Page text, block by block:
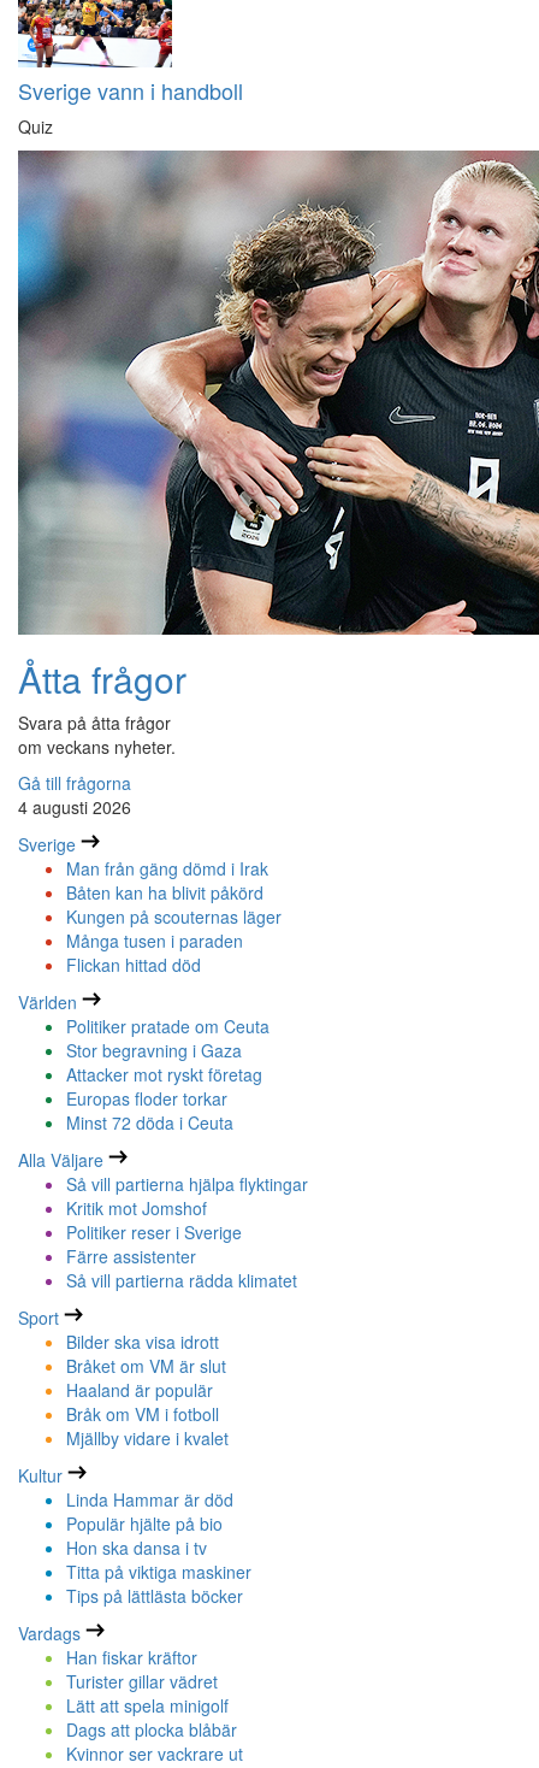
Sverige vann i handboll
Quiz
Åtta frågor
Svara på åtta frågor
om veckans nyheter.
Gå till frågorna
4 augusti 2026
Sverige
Man från gäng dömd i Irak
Båten kan ha blivit påkörd
Kungen på scouternas läger
Många tusen i paraden
Flickan hittad död
Världen
Politiker pratade om Ceuta
Stor begravning i Gaza
Attacker mot ryskt företag
Europas floder torkar
Minst 72 döda i Ceuta
Alla Väljare
Så vill partierna hjälpa flyktingar
Kritik mot Jomshof
Politiker reser i Sverige
Färre assistenter
Så vill partierna rädda klimatet
Sport
Bilder ska visa idrott
Bråket om VM är slut
Haaland är populär
Bråk om VM i fotboll
Mjällby vidare i kvalet
Kultur
Linda Hammar är död
Populär hjälte på bio
Hon ska dansa i tv
Titta på viktiga maskiner
Tips på lättlästa böcker
Vardags
Han fiskar kräftor
Turister gillar vädret
Lätt att spela minigolf
Dags att plocka blåbär
Kvinnor ser vackrare ut